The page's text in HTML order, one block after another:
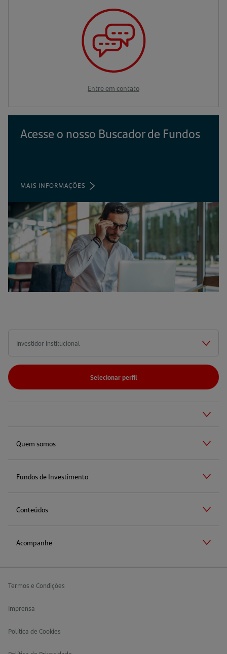
Entre em contato
aba)
Acesse o nosso Buscador de Fundos
MAIS INFORMAÇÕES (ABRE
UMA
NOVA
ABA)
Selecionar perfil
Quem somos
Fundos de Investimento
Conteúdos
Acompanhe
Termos e Condições
Imprensa
Política de Cookies